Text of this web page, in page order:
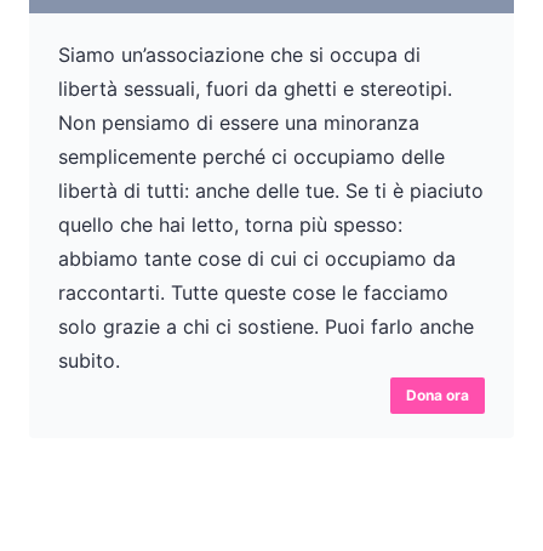
Siamo un’associazione che si occupa di
libertà sessuali, fuori da ghetti e stereotipi.
Non pensiamo di essere una minoranza
semplicemente perché ci occupiamo delle
libertà di tutti: anche delle tue. Se ti è piaciuto
quello che hai letto, torna più spesso:
abbiamo tante cose di cui ci occupiamo da
raccontarti. Tutte queste cose le facciamo
solo grazie a chi ci sostiene. Puoi farlo anche
subito.
Dona ora